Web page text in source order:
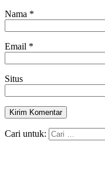
Nama *
Email *
Situs
Cari untuk: